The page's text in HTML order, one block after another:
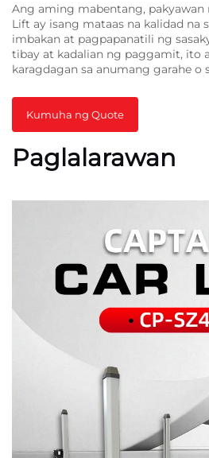
Ang aming mabentang, pakyawan
Lift ay isang mataas na kalidad na
imbakan at pagpapanatili ng
tibay at kadalian ng paggamit, ito
karagdagan sa anumang garahe o
Kumuha ng Quote
Paglalarawan